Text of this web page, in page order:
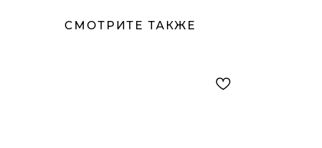
СМОТРИТЕ ТАКЖЕ